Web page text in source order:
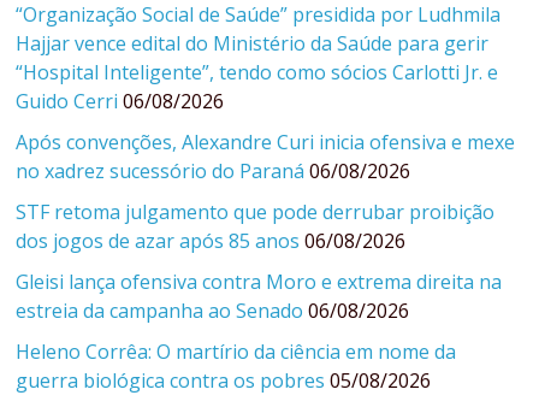
“Organização Social de Saúde” presidida por Ludhmila
Hajjar vence edital do Ministério da Saúde para gerir
“Hospital Inteligente”, tendo como sócios Carlotti Jr. e
Guido Cerri 06/08/2026
Após convenções, Alexandre Curi inicia ofensiva e mexe
no xadrez sucessório do Paraná 06/08/2026
STF retoma julgamento que pode derrubar proibição
dos jogos de azar após 85 anos 06/08/2026
Gleisi lança ofensiva contra Moro e extrema direita na
estreia da campanha ao Senado 06/08/2026
Heleno Corrêa: O martírio da ciência em nome da
guerra biológica contra os pobres 05/08/2026